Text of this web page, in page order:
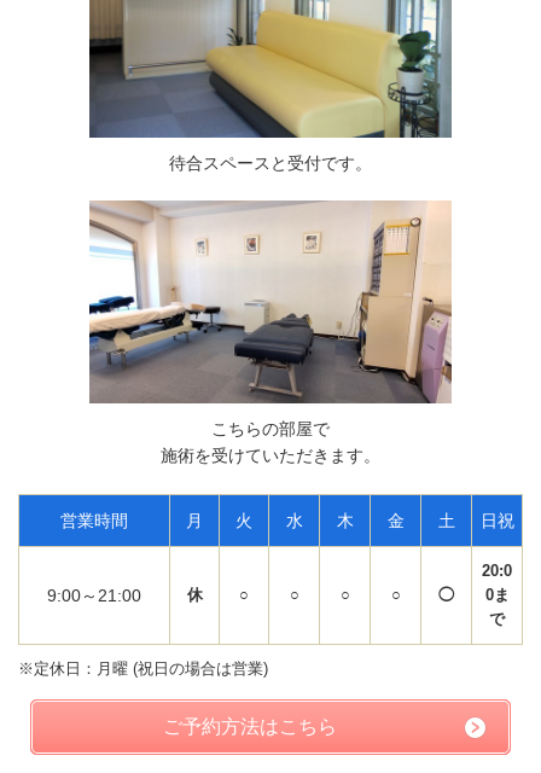
待合スペースと受付です。
こちらの部屋で
施術を受けていただきます。
営業時間 月 火 水 木 金 土 日祝
9:00～21:00 休 ○ ○ ○ ○ ◯
20:0
0ま
で
※定休日：月曜 (祝日の場合は営業)
ご予約方法はこちら